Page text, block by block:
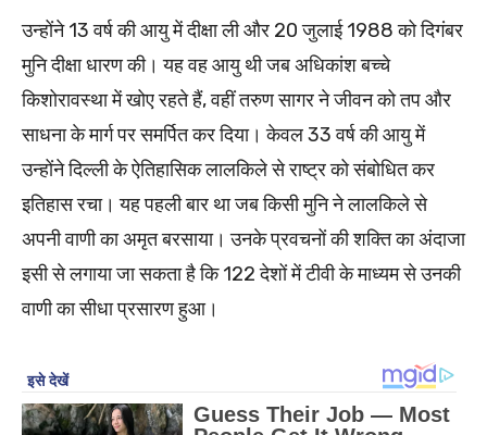
उन्होंने 13 वर्ष की आयु में दीक्षा ली और 20 जुलाई 1988 को दिगंबर
मुनि दीक्षा धारण की। यह वह आयु थी जब अधिकांश बच्चे
किशोरावस्था में खोए रहते हैं, वहीं तरुण सागर ने जीवन को तप और
साधना के मार्ग पर समर्पित कर दिया। केवल 33 वर्ष की आयु में
उन्होंने दिल्ली के ऐतिहासिक लालकिले से राष्ट्र को संबोधित कर
इतिहास रचा। यह पहली बार था जब किसी मुनि ने लालकिले से
अपनी वाणी का अमृत बरसाया। उनके प्रवचनों की शक्ति का अंदाजा
इसी से लगाया जा सकता है कि 122 देशों में टीवी के माध्यम से उनकी
वाणी का सीधा प्रसारण हुआ।